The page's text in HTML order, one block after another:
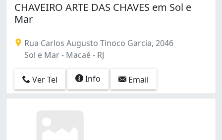
CHAVEIRO ARTE DAS CHAVES em Sol e
Mar
Rua Carlos Augusto Tinoco Garcia, 2046
Sol e Mar - Macaé - RJ
Ver Tel Info Email